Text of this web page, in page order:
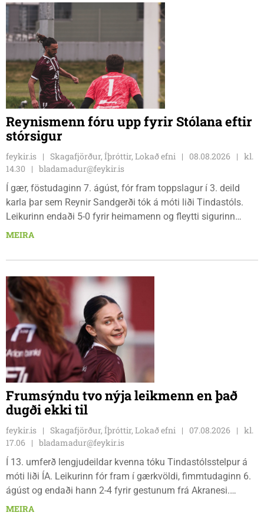
Reynismenn fóru upp fyrir Stólana eftir
stórsigur
feykir.is Skagafjörður, Íþróttir, Lokað efni 08.08.2026
kl.
14.30
bladamadur@feykir.is
Í gær, föstudaginn 7. ágúst, fór fram toppslagur í 3. deild
karla þar sem Reynir Sandgerði tók á móti liði Tindastóls.
Leikurinn endaði 5-0 fyrir heimamenn og fleytti sigurinn
Reynismönnum á topp deildarinnar en Stólunum í annað
leiknum.
MEIRA
Frumsýndu tvo nýja leikmenn en það
dugði ekki til
feykir.is Skagafjörður, Íþróttir, Lokað efni 07.08.2026
kl.
17.06
bladamadur@feykir.is
Í 13. umferð lengjudeildar kvenna tóku Tindastólsstelpur á
móti liði ÍA. Leikurinn fór fram í gærkvöldi, fimmtudaginn 6.
ágúst og endaði hann 2-4 fyrir gestunum frá Akranesi.
Tindastólsliðið frumsýndi tvo nýja leikmenn en þær dönsku
MEIRA